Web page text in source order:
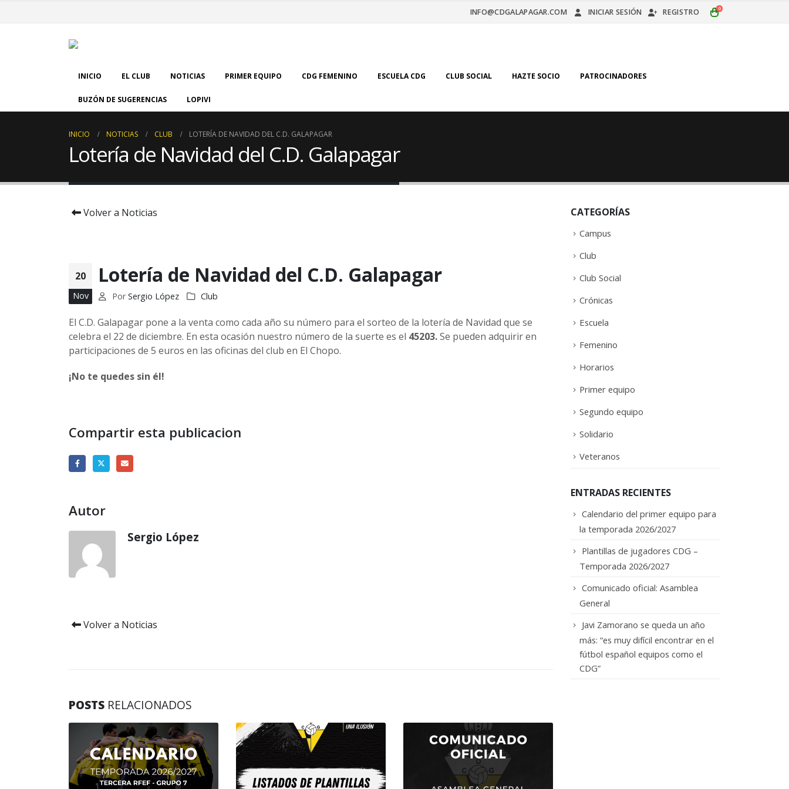
INFO@CDGALAPAGAR.COM INICIAR SESIÓN REGISTRO 0
INICIO EL CLUB NOTICIAS PRIMER EQUIPO CDG FEMENINO ESCUELA CDG CLUB SOCIAL HAZTE SOCIO PATROCINADORES
BUZÓN DE SUGERENCIAS LOPIVI
INICIO NOTICIAS CLUB LOTERÍA DE NAVIDAD DEL C.D. GALAPAGAR
Lotería de Navidad del C.D. Galapagar
Volver a Noticias
20
Nov
Lotería de Navidad del C.D. Galapagar
Por Sergio López Club
El C.D. Galapagar pone a la venta como cada año su número para el sorteo de la lotería de Navidad que se
celebra el 22 de diciembre. En esta ocasión nuestro número de la suerte es el 45203.Se pueden adquirir en
participaciones de 5 euros en las oficinas del club en El Chopo.
¡No te quedes sin él!
Compartir esta publicacion
Autor
Sergio López
Volver a Noticias
POSTS RELACIONADOS
CATEGORÍAS
Campus
Club
Club Social
Crónicas
Escuela
Femenino
Horarios
Primer equipo
Segundo equipo
Solidario
Veteranos
ENTRADAS RECIENTES
Calendario del primer equipo para
la temporada 2026/2027
Plantillas de jugadores CDG –
Temporada 2026/2027
Comunicado oficial: Asamblea
General
Javi Zamorano se queda un año
más: “es muy difícil encontrar en el
fútbol español equipos como el
CDG”